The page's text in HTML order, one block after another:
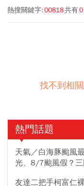
熱搜關鍵字:00818共有0
找不到相
熱門話題
天氣／白海豚颱風
光、8/7颱風假？
友達二把手柯富仁